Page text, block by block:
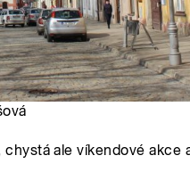
ale víkendové akce